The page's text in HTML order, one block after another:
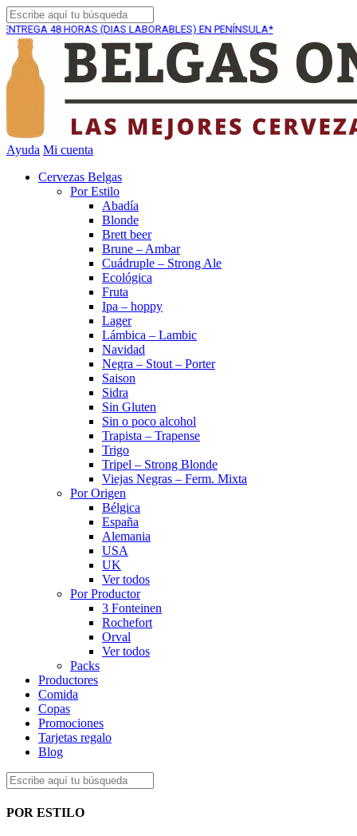
HORAS (DIAS LABORABLES) EN PENÍNSULA*
Ayuda Mi cuenta
Cervezas Belgas
Por Estilo
Abadía
Blonde
Brett beer
Brune – Ambar
Cuádruple – Strong Ale
Ecológica
Fruta
Ipa – hoppy
Lager
Lámbica – Lambic
Navidad
Negra – Stout – Porter
Saison
Sidra
Sin Gluten
Sin o poco alcohol
Trapista – Trapense
Trigo
Tripel – Strong Blonde
Viejas Negras – Ferm. Mixta
Por Origen
Bélgica
España
Alemania
USA
UK
Ver todos
Por Productor
3 Fonteinen
Rochefort
Orval
Ver todos
Packs
Productores
Comida
Copas
Promociones
Tarjetas regalo
Blog
POR ESTILO